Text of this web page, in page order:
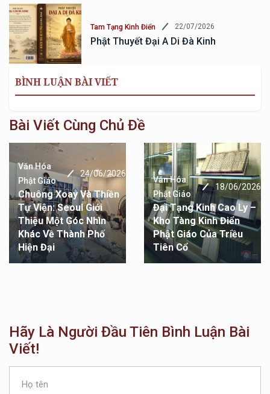
Tam Tạng Kinh Điển 22/07/2026
Phật Thuyết Đại A Di Đà Kinh
BÌNH LUẬN BÀI VIẾT
Bài Viết Cùng Chủ Đề
Văn Hóa
Phật Giáo
24/06/2026
Chuông Xoay Và Thiền
Tự Viện: Seoul Giới
Thiệu Một Góc Nhìn
Khác Về Thành Phố
Hiện Đại
Văn Hóa
Phật Giáo
18/06/2026
Đại Tạng Kinh Cao Ly –
Kho Tàng Kinh Điển
Phật Giáo Của Triều
Tiên Cổ
Hãy Là Người Đầu Tiên Bình Luận Bài
Viết!